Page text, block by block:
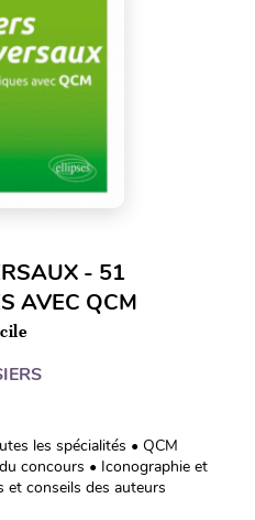
- 51
AVEC QCM
les spécialités • QCM
concours • Iconographie et
et conseils des auteurs